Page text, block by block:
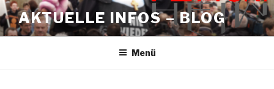
Zum
Inhalt
springen
AKTUELLE INFOS – BLOG
Menü